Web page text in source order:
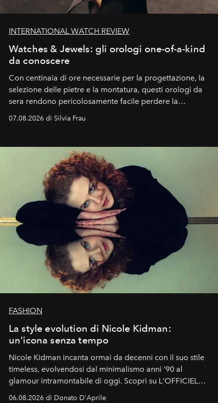
INTERNATIONAL WATCH REVIEW
Watches & Jewels: gli orologi one-of-a-kind
da conoscere
Con centinaia di ore necessarie per la progettazione, la
selezione delle pietre e la montatura, questi orologi da
sera rendono pericolosamente facile perdere la
cognizione del tempo. Ma con quadranti così
07.08.2026 di Silvia Frau
FASHION
La style evolution di Nicole Kidman:
un'icona senza tempo
Nicole Kidman incanta ormai da decenni con il suo stile
timeless, evolvendosi dal minimalismo anni '90 al
glamour intramontabile di oggi. Scopri su L'OFFICIEL
Italia la sua style evolution.
06.08.2026 di Donato D'Aprile